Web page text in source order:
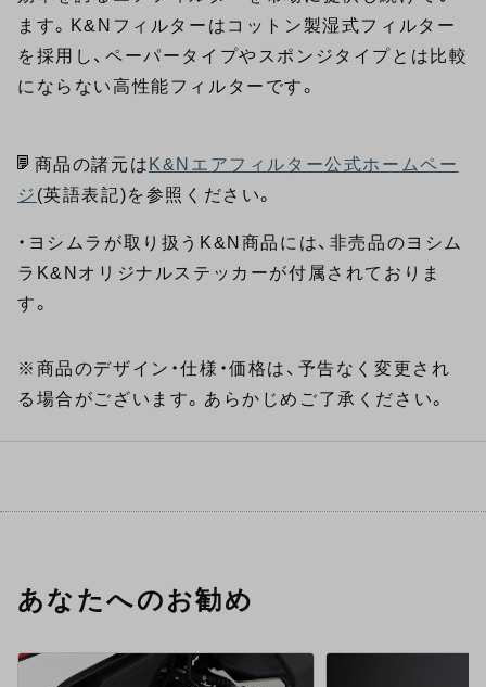
ます。K&Nフィルターはコットン製湿式フィルター
を採用し、ペーパータイプやスポンジタイプとは比較
にならない高性能フィルターです。
商品の諸元は K&Nエアフィルター公式ホームペー
ジ (英語表記)を参照ください。
・ヨシムラが取り扱うK&N商品には、非売品のヨシム
ラK&Nオリジナルステッカーが付属されておりま
す。
※商品のデザイン・仕様・価格は、予告なく変更され
る場合がございます。あらかじめご了承ください。
あなたへのお勧め